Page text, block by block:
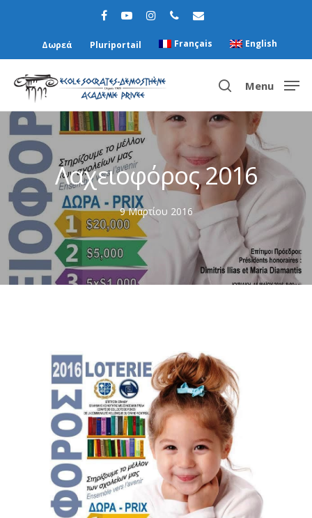
Δωρεά Pluriportail Français English
Hit enter to search or ESC to close
Menu
Λαχειοφόρος 2016
9 Μαρτίου 2016